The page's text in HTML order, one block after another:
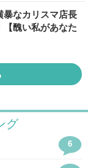
暴なカリスマ店長
醜い私があなた